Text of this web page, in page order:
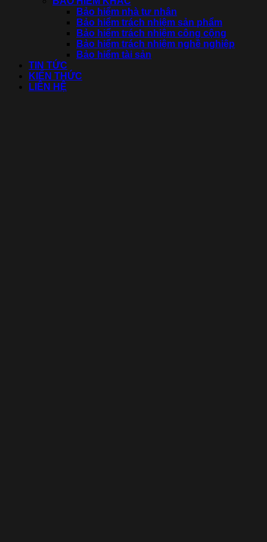
Bảo hiểm nhà tư nhân
Bảo hiểm trách nhiệm sản phẩm
Bảo hiểm trách nhiệm công cộng
Bảo hiểm trách nhiệm nghề nghiệp
Bảo hiểm tài sản
TIN TỨC
KIẾN THỨC
LIÊN HỆ